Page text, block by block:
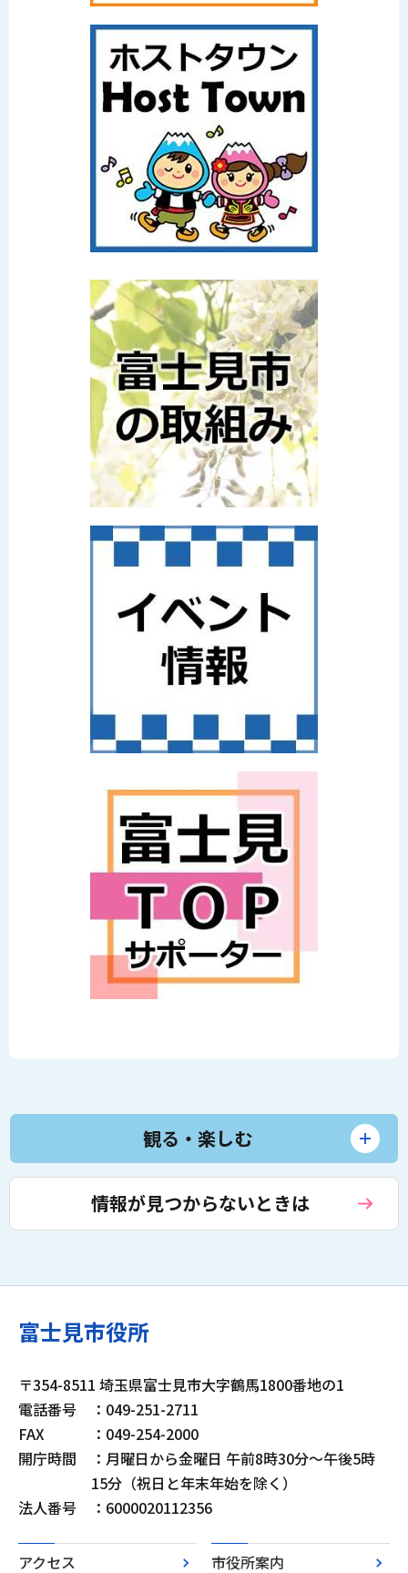
観る・楽しむ
情報が見つからないときは
富士見市役所
〒354-8511 埼玉県富士見市大字鶴馬1800番地の1
電話番号
：049-251-2711
FAX
：049-254-2000
開庁時間
：月曜日から金曜日 午前8時30分～午後5時
15分（祝日と年末年始を除く）
法人番号
：6000020112356
アクセス 市役所案内